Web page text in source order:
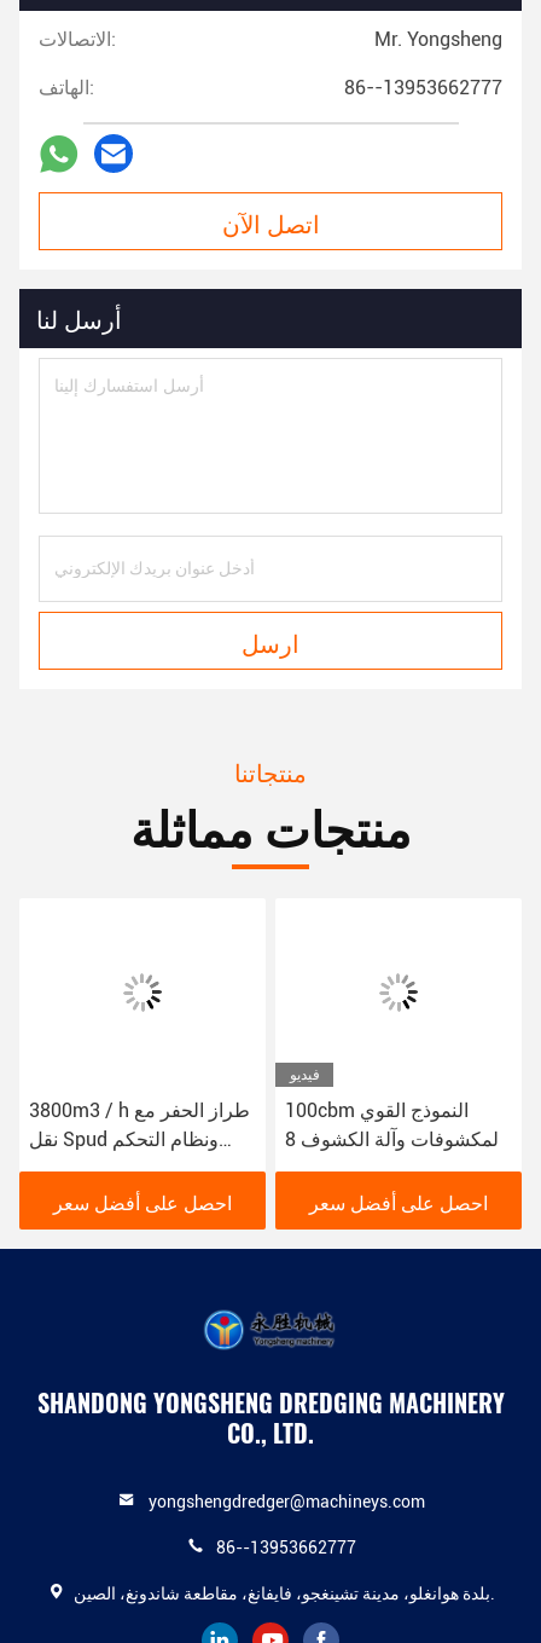
الاتصالات: Mr. Yongsheng
الهاتف: 86--13953662777
اتصل الآن
أرسل لنا
ارسل
منتجاتنا
منتجات مماثلة
3800m3 / h طراز الحفر مع
نقل Spud ونظام التحكم
PLC سيمنز
احصل على أفضل سعر
فيديو
100cbm النموذج القوي
المكشوفات وآلة الكشوف 8
بوصة لمشاريع الكشوف على
نطاق واسع والمهام
احصل على أفضل سعر
SHANDONG YONGSHENG DREDGING MACHINERY
CO., LTD.
yongshengdredger@machineys.com
86--13953662777
بلدة هوانغلو، مدينة تشينغجو، فايفانغ، مقاطعة شاندونغ، الصين.